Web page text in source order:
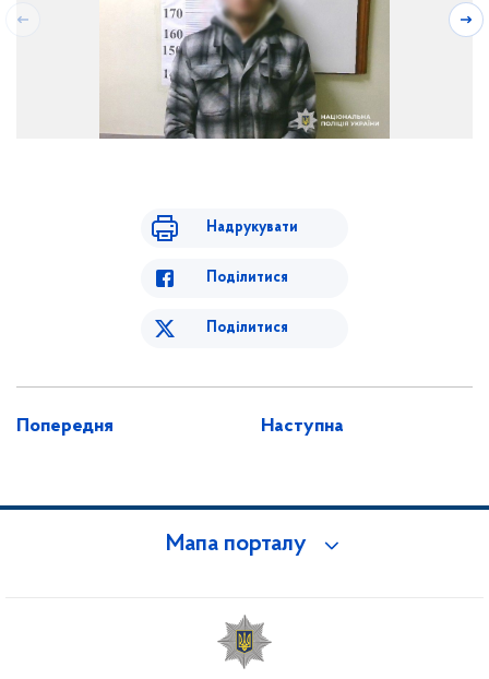
Надрукувати
Поділитися
Поділитися
Попередня Наступна
Мапа порталу